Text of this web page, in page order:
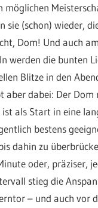
möglichen
sie (schon) wieder,
Dom! Und auch
werden die bunten
Blitze in den
aber dabei: Der Dom
als Start in eine
bestens
dahin zu
oder, präziser,
stieg die
– und auch vor